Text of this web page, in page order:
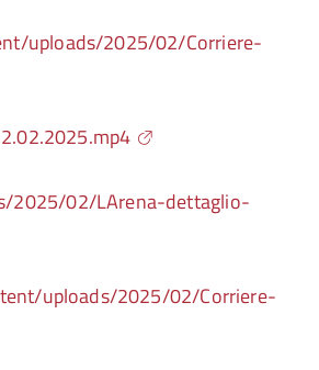
uploads/2025/02/Corriere-
2025/02/LArena-dettaglio-
uploads/2025/02/Corriere-